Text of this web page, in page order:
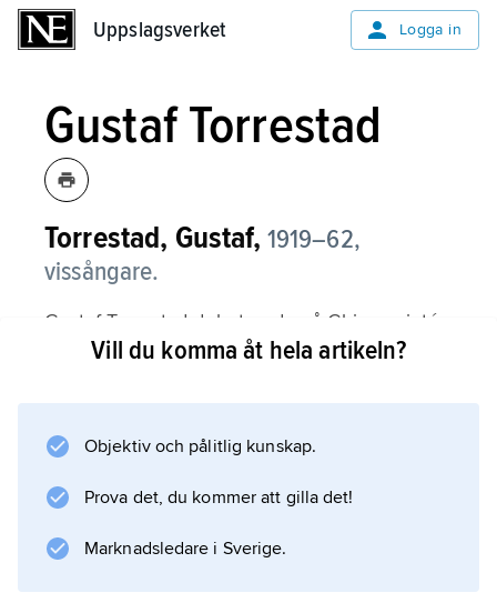
Uppslagsverket Logga in
Gustaf Torrestad
Torrestad, Gustaf, 1919–62,
vissångare.
Gustaf Torrestad debuterade på Chinavarietén
1940 och fick sin första framgång med en
uppträdde som soloartist i folkparkerna från
Vill du komma åt hela artikeln?
Objektiv och pålitlig kunskap.
Prova det, du kommer att gilla det!
Marknadsledare i Sverige.